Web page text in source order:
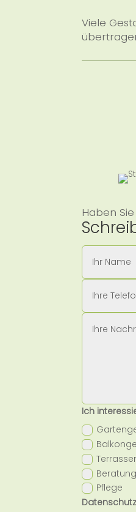
Viele
Haben
Ich
Beratung
Pflege